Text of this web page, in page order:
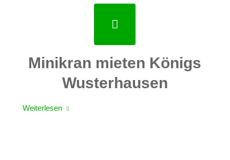
Minikran mieten Königs
Wusterhausen
Weiterlesen